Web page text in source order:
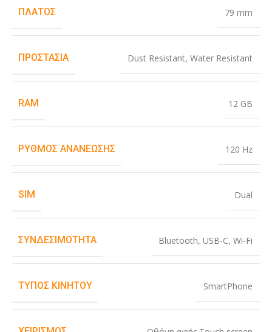
ΠΛΆΤΟΣ 79 mm
ΠΡΟΣΤΑΣΊΑ Dust Resistant, Water Resistant
RAM 12 GB
ΡΥΘΜΌΣ ΑΝΑΝΈΩΣΗΣ 120 Hz
SIM Dual
ΣΥΝΔΕΣΙΜΌΤΗΤΑ Bluetooth, USB-C, Wi-Fi
ΤΎΠΟΣ ΚΙΝΗΤΟΎ SmartPhone